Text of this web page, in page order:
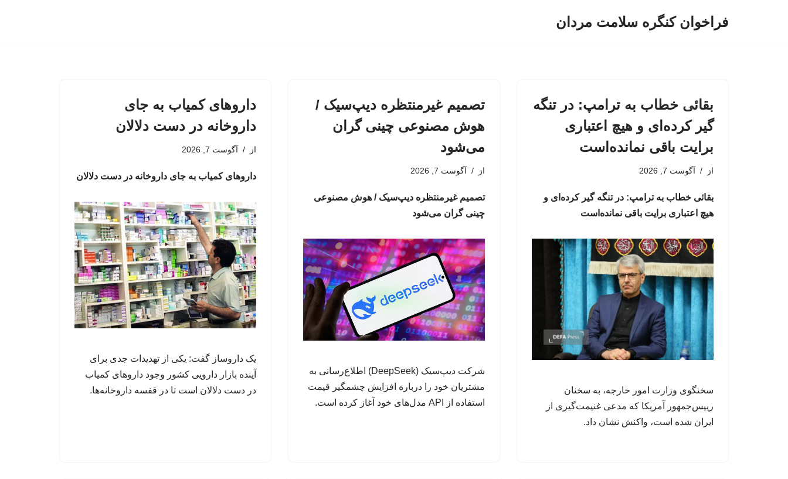
فراخوان کنگره سلامت مردان
بقائی خطاب به ترامپ: در تنگه
گیر کرده‌ای و هیچ اعتباری
برایت باقی نمانده‌است
از آگوست 7, 2026
بقائی خطاب به ترامپ: در تنگه گیر کرده‌ای و
هیچ اعتباری برایت باقی نمانده‌است
سخنگوی وزارت امور خارجه، به سخنان
رییس‌جمهور آمریکا که مدعی غنیمت‌گیری از
ایران شده است، واکنش نشان داد.
تصمیم غیرمنتظره دیپ‌سیک /
هوش مصنوعی چینی گران
می‌شود
از آگوست 7, 2026
تصمیم غیرمنتظره دیپ‌سیک / هوش مصنوعی
چینی گران می‌شود
شرکت دیپ‌سیک (DeepSeek) اطلاع‌رسانی به
مشتریان خود را درباره افزایش چشمگیر قیمت
استفاده از API مدل‌های خود آغاز کرده است.
داروهای کمیاب به جای
داروخانه در دست دلالان
از آگوست 7, 2026
داروهای کمیاب به جای داروخانه در دست دلالان
یک داروساز گفت: یکی از تهدیدات جدی برای
آینده بازار دارویی کشور وجود داروهای کمیاب
در دست دلالان است تا در قفسه داروخانه‌ها.